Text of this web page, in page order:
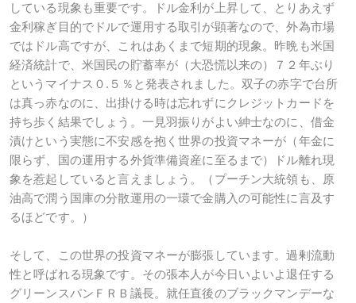
している現象も重要です。ドル金利が上昇して、とりあえず
金利稼ぎ目的でドルで運用する取引が顕著なので、外為市場
ではドル高ですが、これはあくまで短期的現象。昨晩も米国
経済統計で、米国民の貯蓄率が（大恐慌以来の）７２年ぶり
というマイナス０.５％と発表されました。双子の赤字で台所
は真っ赤なのに、出掛ける時は忘れずにクレジットカードを
持ち歩く結果でしょう。一見羽振りがよい紳士なのに、借金
漬けという実態に不安感を抱く世界の投資マネーが（年金に
限らず、国の運用する外貨準備資産に至るまで）ドル離れ現
象を惹起していると言えましょう。（プーチン大統領も、原
油高で潤う国庫の分散運用の一環で金購入の可能性に言及す
るほどです。）
そして、この世界の投資マネーが膨張しています。過剰流動
性と呼ばれる現象です。その張本人が今日いよいよ退任する
グリーンスパンＦＲＢ議長。就任直後のブラックマンデーな